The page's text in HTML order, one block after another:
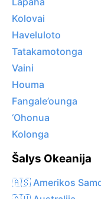
Kolovai
Haveluloto
Tatakamotonga
Vaini
Houma
Fangale’ounga
‘Ohonua
Kolonga
Šalys Okeanija
🇦🇸 Amerikos